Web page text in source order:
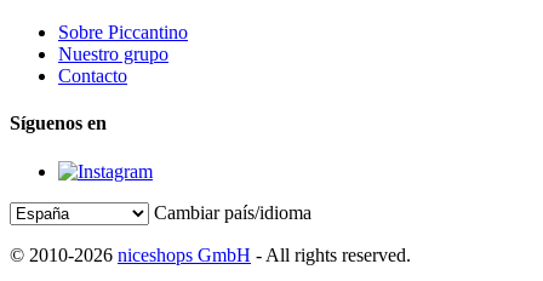
Sobre Piccantino
Nuestro grupo
Contacto
Síguenos en
Cambiar país/idioma
© 2010-2026 niceshops GmbH - All rights reserved.